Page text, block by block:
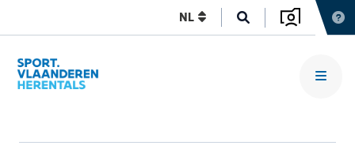
NL